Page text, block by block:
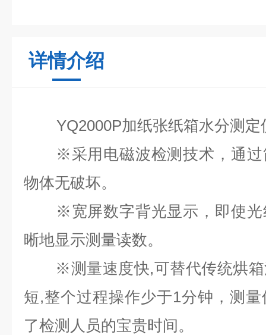
详情介绍
YQ2000P加纸张纸箱水分测定
※采用电磁波检测技术，通过
物体无破坏。
※宽屏数字背光显示，即使光
晰地显示测量读数。
※测量速度快,可替代传统烘箱
短,整个过程操作少于1分钟，测
了检测人员的宝贵时间。